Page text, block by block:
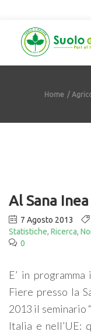
Home
Al Sana
7 Agosto 2013
Statistiche, Ricerca,
0
E’ in
Fiere presso la
2013 il seminario
Italia e nell’UE: